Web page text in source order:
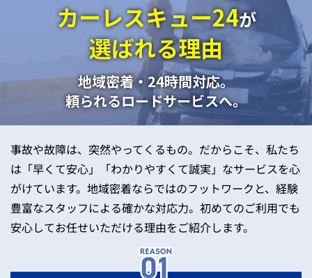
カーレスキュー24が
選ばれる理由
地域密着・24時間対応。
頼られるロードサービスへ。
事故や故障は、突然やってくるもの。だからこそ、私たち
は「早くて安心」「わかりやすくて誠実」なサービスを心
がけています。地域密着ならではのフットワークと、経験
豊富なスタッフによる確かな対応力。初めてのご利用でも
安心してお任せいただける理由をご紹介します。